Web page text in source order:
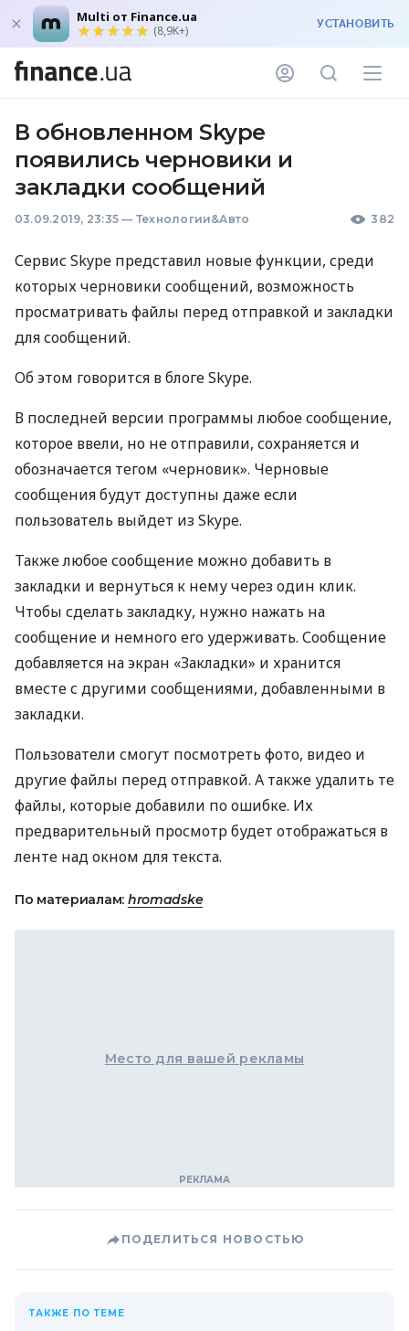
Multi от Finance.ua
(8,9K+) УСТАНОВИТЬ
В обновленном Skype
появились черновики и
закладки сообщений
03.09.2019, 23:35 — Технологии&Авто 382
Сервис Skype представил новые функции, среди
которых черновики сообщений, возможность
просматривать файлы перед отправкой и закладки
для сообщений.
Об этом говорится в блоге Skype.
В последней версии программы любое сообщение,
которое ввели, но не отправили, сохраняется и
обозначается тегом «черновик». Черновые
сообщения будут доступны даже если
пользователь выйдет из Skype.
Также любое сообщение можно добавить в
закладки и вернуться к нему через один клик.
Чтобы сделать закладку, нужно нажать на
сообщение и немного его удерживать. Сообщение
добавляется на экран «Закладки» и хранится
вместе с другими сообщениями, добавленными в
закладки.
Пользователи смогут посмотреть фото, видео и
другие файлы перед отправкой. А также удалить те
файлы, которые добавили по ошибке. Их
предварительный просмотр будет отображаться в
ленте над окном для текста.
По материалам: hromadske
Место для вашей рекламы
ПОДЕЛИТЬСЯ НОВОСТЬЮ
ТАКЖЕ ПО ТЕМЕ